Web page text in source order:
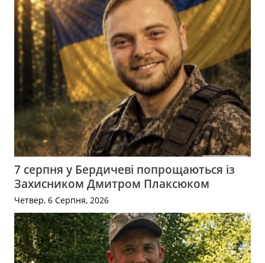
7 серпня у Бердичеві попрощаються із
Захисником Дмитром Плаксюком
Четвер, 6 Серпня, 2026